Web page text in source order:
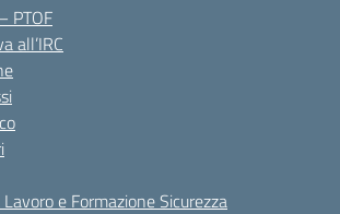
PTOF
all’IRC
e Formazione Sicurezza